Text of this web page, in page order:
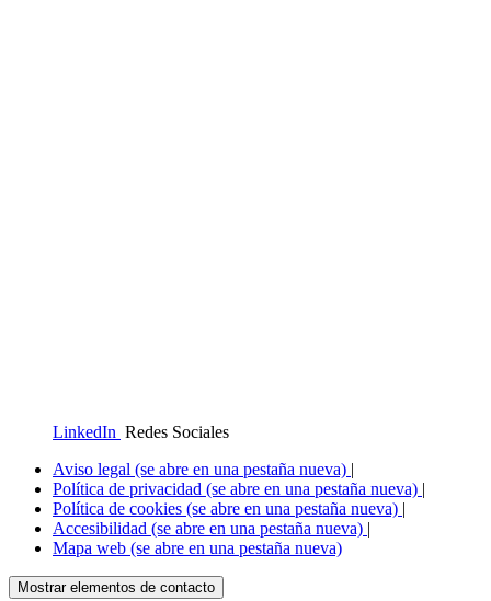
LinkedIn Redes Sociales
Aviso legal (se abre en una pestaña nueva) |
Política de privacidad (se abre en una pestaña nueva) |
Política de cookies (se abre en una pestaña nueva) |
Accesibilidad (se abre en una pestaña nueva) |
Mapa web (se abre en una pestaña nueva)
Mostrar elementos de contacto